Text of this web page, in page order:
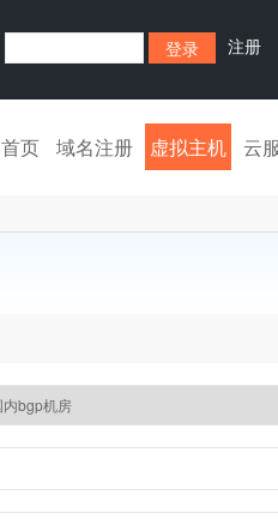
注册
首页 域名注册 虚拟主机 云